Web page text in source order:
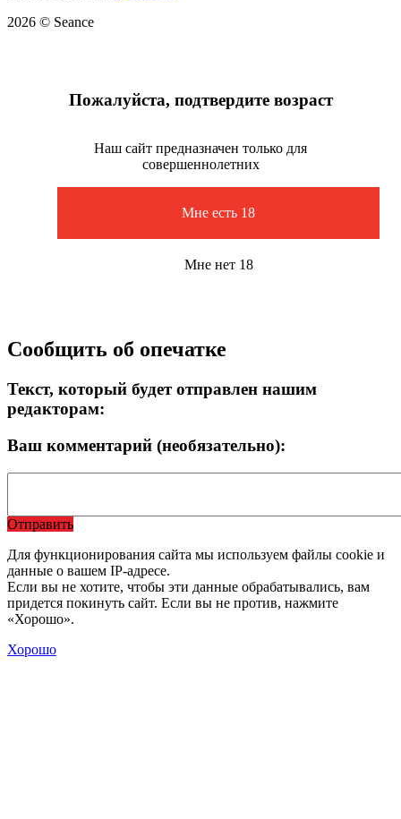
2026 © Seance
Пожалуйста, подтвердите возраст
Наш сайт предназначен только для
совершеннолетних
Мне есть 18
Мне нет 18
Сообщить об опечатке
Текст, который будет отправлен нашим
редакторам:
Ваш комментарий (необязательно):
Отправить
Для функционирования сайта мы используем файлы cookie и
данные о вашем IP-адресе.
Если вы не хотите, чтобы эти данные обрабатывались, вам
придется покинуть сайт. Если вы не против, нажмите
«Хорошо».
Хорошо